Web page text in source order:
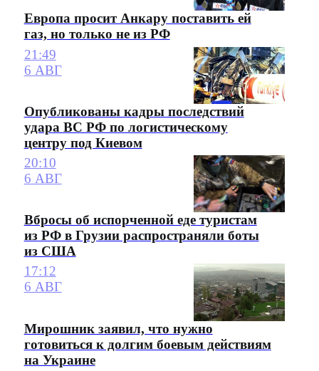
Европа просит Анкару поставить ей
газ, но только не из РФ
21:49
6 АВГ
Опубликованы кадры последствий
удара ВС РФ по логистическому
центру под Киевом
20:10
6 АВГ
Вбросы об испорченной еде туристам
из РФ в Грузии распространяли боты
из США
17:12
6 АВГ
Мирошник заявил, что нужно
готовиться к долгим боевым действиям
на Украине